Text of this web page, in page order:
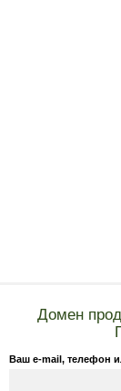
Домен
Ваш e-mail, телефон